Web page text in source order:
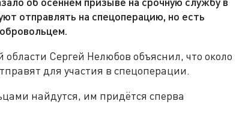
отправлять на спецоперацию, но есть
Сергей Нелюбов объяснил, что около
для участия в спецоперации.
найдутся, им придётся сперва